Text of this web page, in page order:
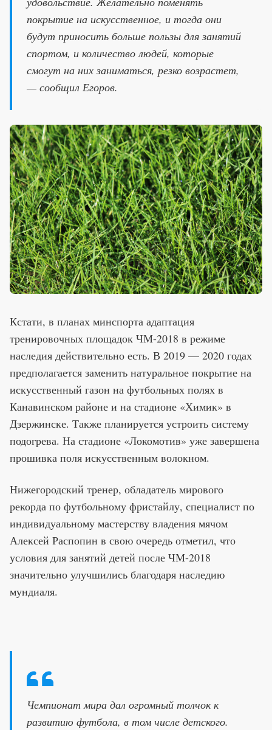
покрытие на искусственное, и тогда они
будут приносить больше пользы для занятий
спортом, и количество людей, которые
смогут на них заниматься, резко возрастет,
— сообщил Егоров.
Кстати, в планах минспорта адаптация
тренировочных площадок ЧМ-2018 в режиме
наследия действительно есть. В 2019 — 2020 годах
предполагается заменить натуральное покрытие на
искусственный газон на футбольных полях в
Канавинском районе и на стадионе «Химик» в
Дзержинске. Также планируется устроить систему
подогрева. На стадионе «Локомотив» уже завершена
прошивка поля искусственным волокном.
Нижегородский тренер, обладатель мирового
рекорда по футбольному фристайлу, специалист по
индивидуальному мастерству владения мячом
Алексей Распопин в свою очередь отметил, что
условия для занятий детей после ЧМ-2018
значительно улучшились благодаря наследию
мундиаля.
Чемпионат мира дал огромный толчок к
развитию футбола, в том числе детского.